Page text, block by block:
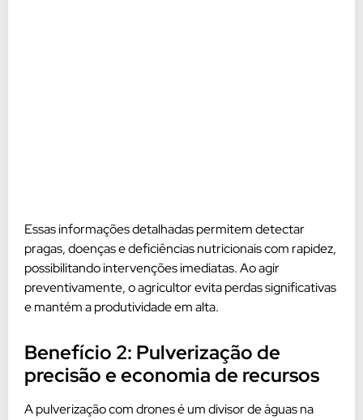
Essas informações detalhadas permitem detectar
pragas, doenças e deficiências nutricionais com rapidez,
possibilitando intervenções imediatas. Ao agir
preventivamente, o agricultor evita perdas significativas
e mantém a produtividade em alta.
Benefício 2: Pulverização de
precisão e economia de recursos
A pulverização com drones é um divisor de águas na